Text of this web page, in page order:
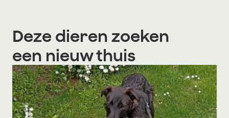
Deze dieren zoeken
een nieuw thuis